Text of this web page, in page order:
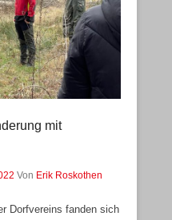
mit
Von Erik Roskothen
Dorfvereins fanden sich